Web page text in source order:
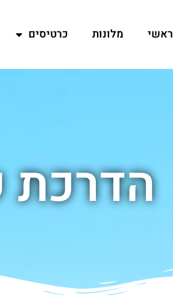
ראשי מלונות כרטיסים
הדרכת